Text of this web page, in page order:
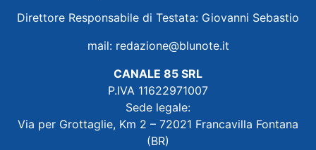
Direttore Responsabile di Testata: Giovanni Sebastio
mail: redazione@blunote.it
CANALE 85 SRL
P.IVA 11622971007
Sede legale:
Via per Grottaglie, Km 2 – 72021 Francavilla Fontana
(BR)